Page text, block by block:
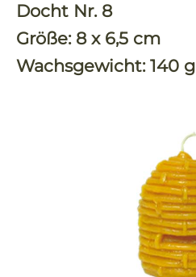
Docht Nr. 8
Größe: 8 x 6,5 cm
Wachsgewicht: 140 g